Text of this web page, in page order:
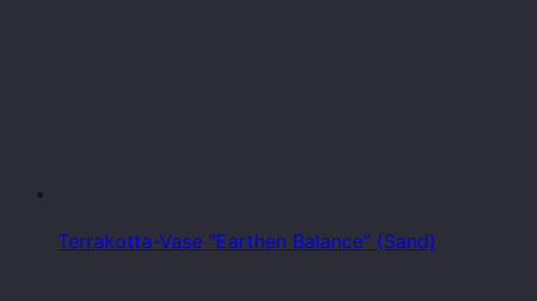
Terrakotta-Vase "Earthen Balance" (Sand)